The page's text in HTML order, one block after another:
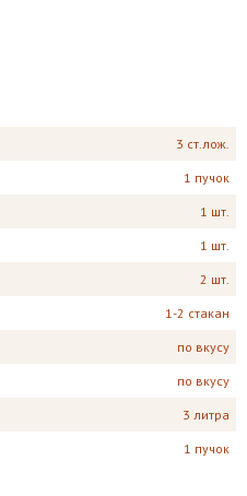
3 ст.лож.
1 пучок
1 шт.
1 шт.
2 шт.
1-2 стакан
по вкусу
по вкусу
3 литра
1 пучок